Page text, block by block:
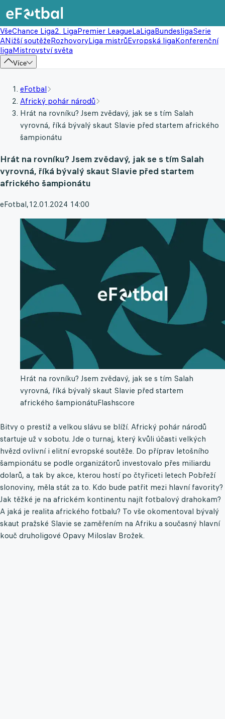
VšeChance Liga2. LigaPremier LeagueLaLigaBundesligaSerie
ANižší soutěžeRozhovoryLiga mistrůEvropská ligaKonferenční
ligaMistrovství světa
Více
eFotbal
Africký pohár národů
Hrát na rovníku? Jsem zvědavý, jak se s tím Salah
vyrovná, říká bývalý skaut Slavie před startem afrického
šampionátu
Hrát na rovníku? Jsem zvědavý, jak se s tím Salah
vyrovná, říká bývalý skaut Slavie před startem
afrického šampionátu
eFotbal,12.01.2024 14:00
Hrát na rovníku? Jsem zvědavý, jak se s tím Salah
vyrovná, říká bývalý skaut Slavie před startem
afrického šampionátuFlashscore
Bitvy o prestiž a velkou slávu se blíží. Africký pohár národů
startuje už v sobotu. Jde o turnaj, který kvůli účasti velkých
hvězd ovlivní i elitní evropské soutěže. Do příprav letošního
šampionátu se podle organizátorů investovalo přes miliardu
dolarů, a tak by akce, kterou hostí po čtyřiceti letech Pobřeží
slonoviny, měla stát za to. Kdo bude patřit mezi hlavní favority?
Jak těžké je na africkém kontinentu najít fotbalový drahokam?
A jaká je realita afrického fotbalu? To vše okomentoval bývalý
skaut pražské Slavie se zaměřením na Afriku a současný hlavní
kouč druholigové Opavy Miloslav Brožek.